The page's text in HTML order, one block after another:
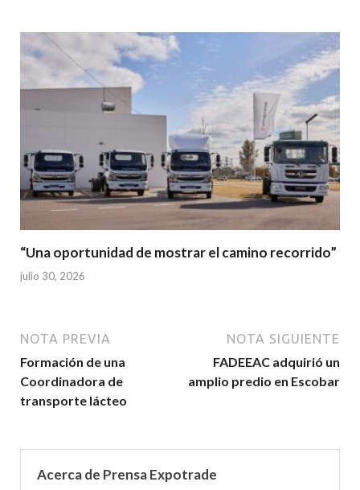
“Una oportunidad de mostrar el camino recorrido”
julio 30, 2026
NOTA PREVIA
Formación de una
Coordinadora de
transporte lácteo
NOTA SIGUIENTE
FADEEAC adquirió un
amplio predio en Escobar
Acerca de Prensa Expotrade